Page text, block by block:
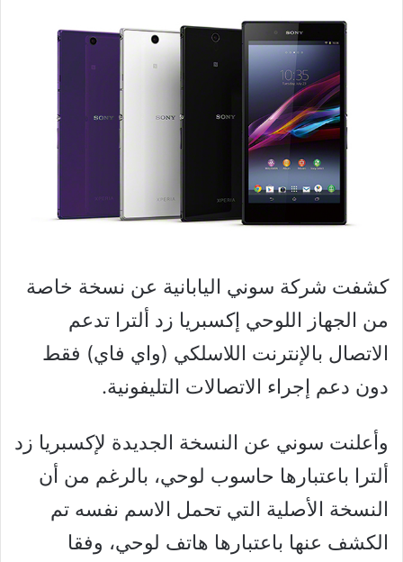
كشفت شركة سوني اليابانية عن نسخة خاصة
من الجهاز اللوحي إكسبريا زد ألترا تدعم
الاتصال بالإنترنت اللاسلكي (واي فاي) فقط
دون دعم إجراء الاتصالات التليفونية.
وأعلنت سوني عن النسخة الجديدة لإكسبريا زد
ألترا باعتبارها حاسوب لوحي، بالرغم من أن
النسخة الأصلية التي تحمل الاسم نفسه تم
الكشف عنها باعتبارها هاتف لوحي، وفقا